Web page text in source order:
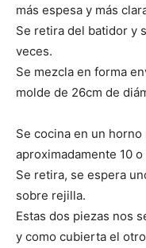
más espesa y más
Se retira del batidor y
veces.
Se mezcla en forma
molde de 26cm de
Se cocina en un horno
aproximadamente 10
Se retira, se espera
sobre rejilla.
Estas dos piezas nos
y como cubierta el